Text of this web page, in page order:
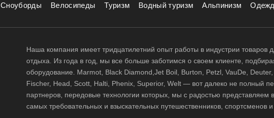
Сноуборды Велосипеды Туризм Водный туризм Альпинизм
Наша компания имеет тридцатилетний опыт работы в индустрии товаров
отдыха. Из года в год, мы все больше заботимся о своем клиенте,
оборудование. Marmot, Black Diamond,Jet Boil, Burton, Petzl, VauDe, Deuter,
Fischer, Head, Scott, Halti, Phenix, Superior, Welt — вот далеко не полный
партнеров, передовые технологии которых, мы с радостью представляем
самых требовательных и взыскательных путешественников, спортсменов